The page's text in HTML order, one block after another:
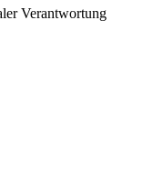
Verantwortung